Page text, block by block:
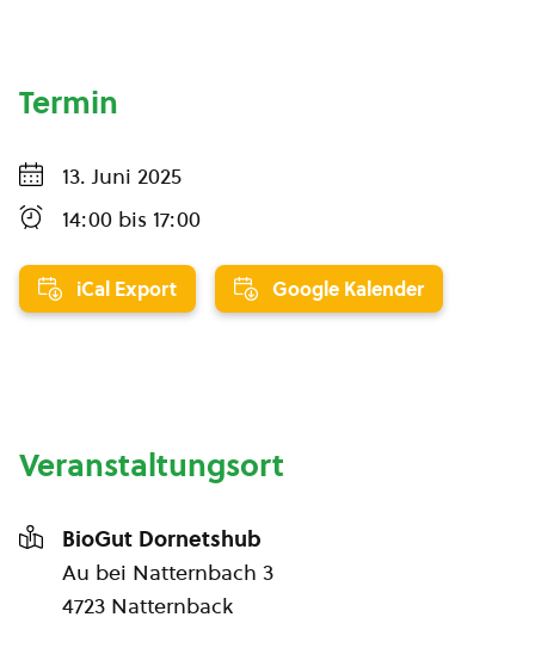
Termin
13. Juni 2025
14:00 bis 17:00
iCal Export Google Kalender
Veranstaltungsort
BioGut Dornetshub
Au bei Natternbach 3
4723 Natternback